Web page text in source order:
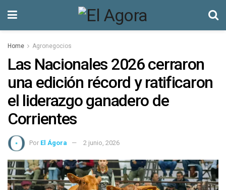
Home Agronegocios
Las Nacionales 2026 cerraron
una edición récord y ratificaron
el liderazgo ganadero de
Corrientes
Por El Ágora 2 junio, 2026